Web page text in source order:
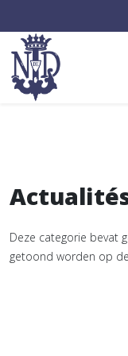
Deze categorie bevat
getoond worden op